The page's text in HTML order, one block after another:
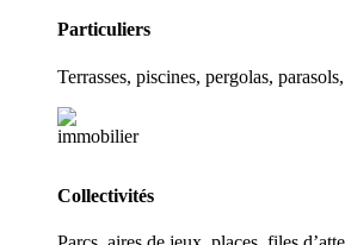
Particuliers
Terrasses, piscines, pergolas,
Collectivités